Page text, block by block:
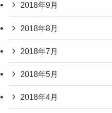
2018年9月
2018年8月
2018年7月
2018年5月
2018年4月